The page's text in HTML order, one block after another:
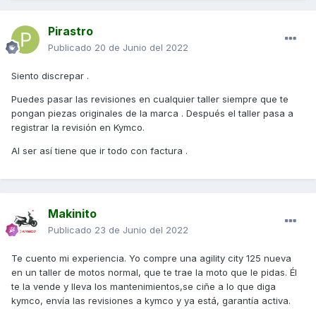
Pirastro
Publicado 20 de Junio del 2022
Siento discrepar .
Puedes pasar las revisiones en cualquier taller siempre que te
pongan piezas originales de la marca . Después el taller pasa a
registrar la revisión en Kymco.
Al ser así tiene que ir todo con factura .
Makinito
Publicado 23 de Junio del 2022
Te cuento mi experiencia. Yo compre una agility city 125 nueva
en un taller de motos normal, que te trae la moto que le pidas. Él
te la vende y lleva los mantenimientos,se ciñe a lo que diga
kymco, envía las revisiones a kymco y ya está, garantía activa.